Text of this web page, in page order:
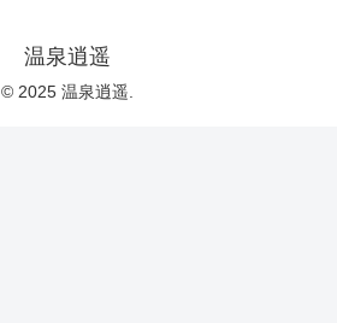
温泉逍遥
© 2025 温泉逍遥.